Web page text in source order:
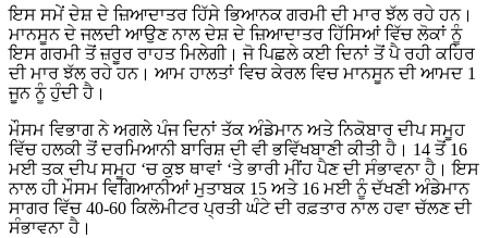
ਇਸ ਸਮੇਂ ਦੇਸ਼ ਦੇ ਜ਼ਿਆਦਾਤਰ ਹਿੱਸੇ ਭਿਆਨਕ ਗਰਮੀ ਦੀ ਮਾਰ ਝੱਲ ਰਹੇ ਹਨ।
ਮਾਨਸੂਨ ਦੇ ਜਲਦੀ ਆਉਣ ਨਾਲ ਦੇਸ਼ ਦੇ ਜ਼ਿਆਦਾਤਰ ਹਿੱਸਿਆਂ ਵਿੱਚ ਲੋਕਾਂ ਨੂੰ
ਇਸ ਗਰਮੀ ਤੋਂ ਜ਼ਰੂਰ ਰਾਹਤ ਮਿਲੇਗੀ। ਜੋ ਪਿਛਲੇ ਕਈ ਦਿਨਾਂ ਤੋਂ ਪੈ ਰਹੀ ਕਹਿਰ
ਦੀ ਮਾਰ ਝੱਲ ਰਹੇ ਹਨ। ਆਮ ਹਾਲਤਾਂ ਵਿਚ ਕੇਰਲ ਵਿਚ ਮਾਨਸੂਨ ਦੀ ਆਮਦ 1
ਜੂਨ ਨੂੰ ਹੁੰਦੀ ਹੈ।
ਮੌਸਮ ਵਿਭਾਗ ਨੇ ਅਗਲੇ ਪੰਜ ਦਿਨਾਂ ਤੱਕ ਅੰਡੇਮਾਨ ਅਤੇ ਨਿਕੋਬਾਰ ਦੀਪ ਸਮੂਹ
ਵਿੱਚ ਹਲਕੀ ਤੋਂ ਦਰਮਿਆਨੀ ਬਾਰਿਸ਼ ਦੀ ਵੀ ਭਵਿੱਖਬਾਣੀ ਕੀਤੀ ਹੈ। 14 ਤੋਂ 16
ਮਈ ਤਕ ਦੀਪ ਸਮੂਹ ‘ਚ ਕੁਝ ਥਾਵਾਂ ‘ਤੇ ਭਾਰੀ ਮੀਂਹ ਪੈਣ ਦੀ ਸੰਭਾਵਨਾ ਹੈ। ਇਸ
ਨਾਲ ਹੀ ਮੌਸਮ ਵਿਗਿਆਨੀਆਂ ਮੁਤਾਬਕ 15 ਅਤੇ 16 ਮਈ ਨੂੰ ਦੱਖਣੀ ਅੰਡੇਮਾਨ
ਸਾਗਰ ਵਿੱਚ 40-60 ਕਿਲੋਮੀਟਰ ਪ੍ਰਤੀ ਘੰਟੇ ਦੀ ਰਫ਼ਤਾਰ ਨਾਲ ਹਵਾ ਚੱਲਣ ਦੀ
ਸੰਭਾਵਨਾ ਹੈ।